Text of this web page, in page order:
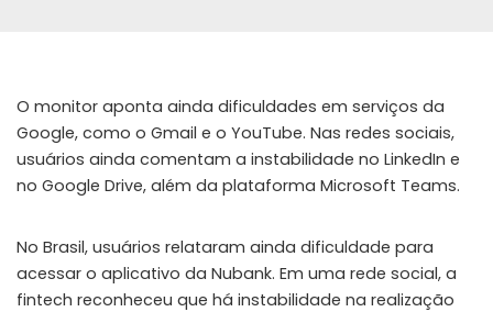
O monitor aponta ainda dificuldades em serviços da
Google, como o Gmail e o YouTube. Nas redes sociais,
usuários ainda comentam a instabilidade no LinkedIn e
no Google Drive, além da plataforma Microsoft Teams.
No Brasil, usuários relataram ainda dificuldade para
acessar o aplicativo da Nubank. Em uma rede social, a
fintech reconheceu que há instabilidade na realização